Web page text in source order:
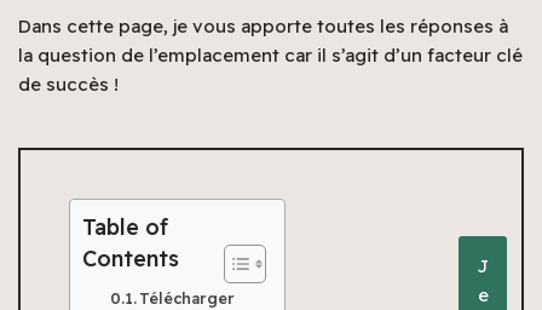
Dans cette page, je vous apporte toutes les réponses à
la question de l’emplacement car il s’agit d’un facteur clé
de succès !
Table of
Contents
Télécharger
J
e